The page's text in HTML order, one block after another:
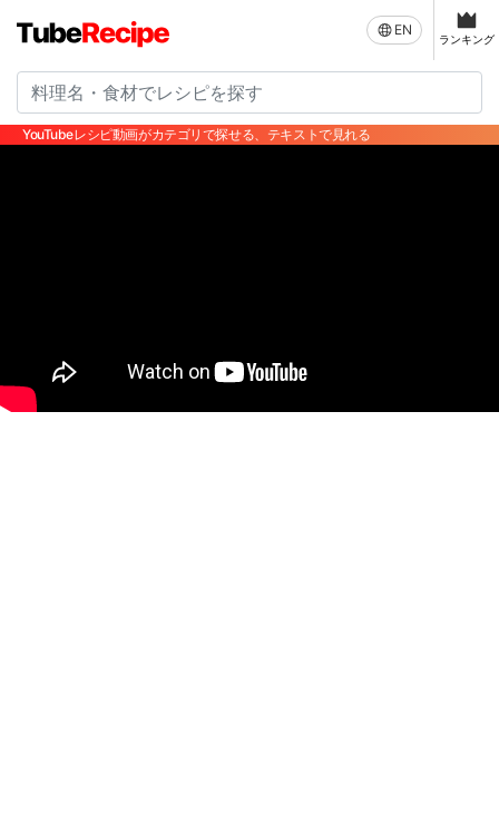
EN
ランキング
YouTubeレシピ動画がカテゴリで探せる、テキストで見れる